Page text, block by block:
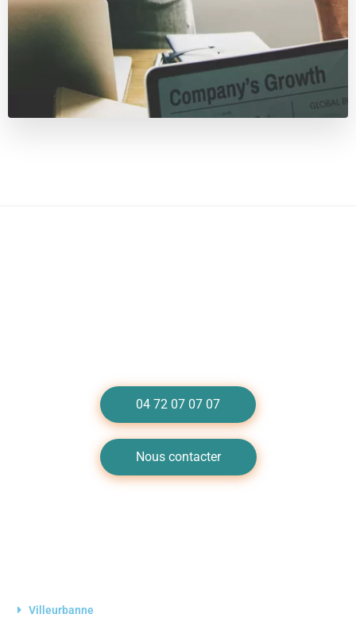
04 72 07 07 07
Nous contacter
Villeurbanne